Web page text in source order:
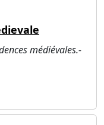
médiévales.-